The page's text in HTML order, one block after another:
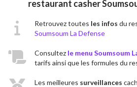
restaurant casher
Retrouvez toutes les infos du
Soumsoum La Defense
Consultez le menu Soumsoum
tarifs ainsi que les formules du
Les meilleures surveillances